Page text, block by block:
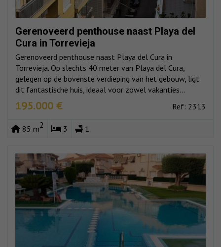
Gerenoveerd penthouse naast Playa del
Cura in Torrevieja
Gerenoveerd penthouse naast Playa del Cura in
Torrevieja. Op slechts 40 meter van Playa del Cura,
gelegen op de bovenste verdieping van het gebouw, ligt
dit fantastische huis, ideaal voor zowel vakanties...
195.000 € Ref: 2313
85 m2 3 1